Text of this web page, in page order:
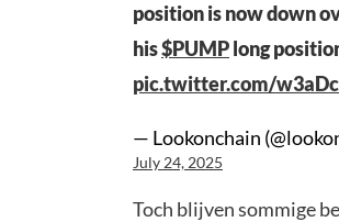
position is now down
his$PUMPlong
pic.twitter.com/
— Lookonchain
July 24, 2025
Toch blijven sommige